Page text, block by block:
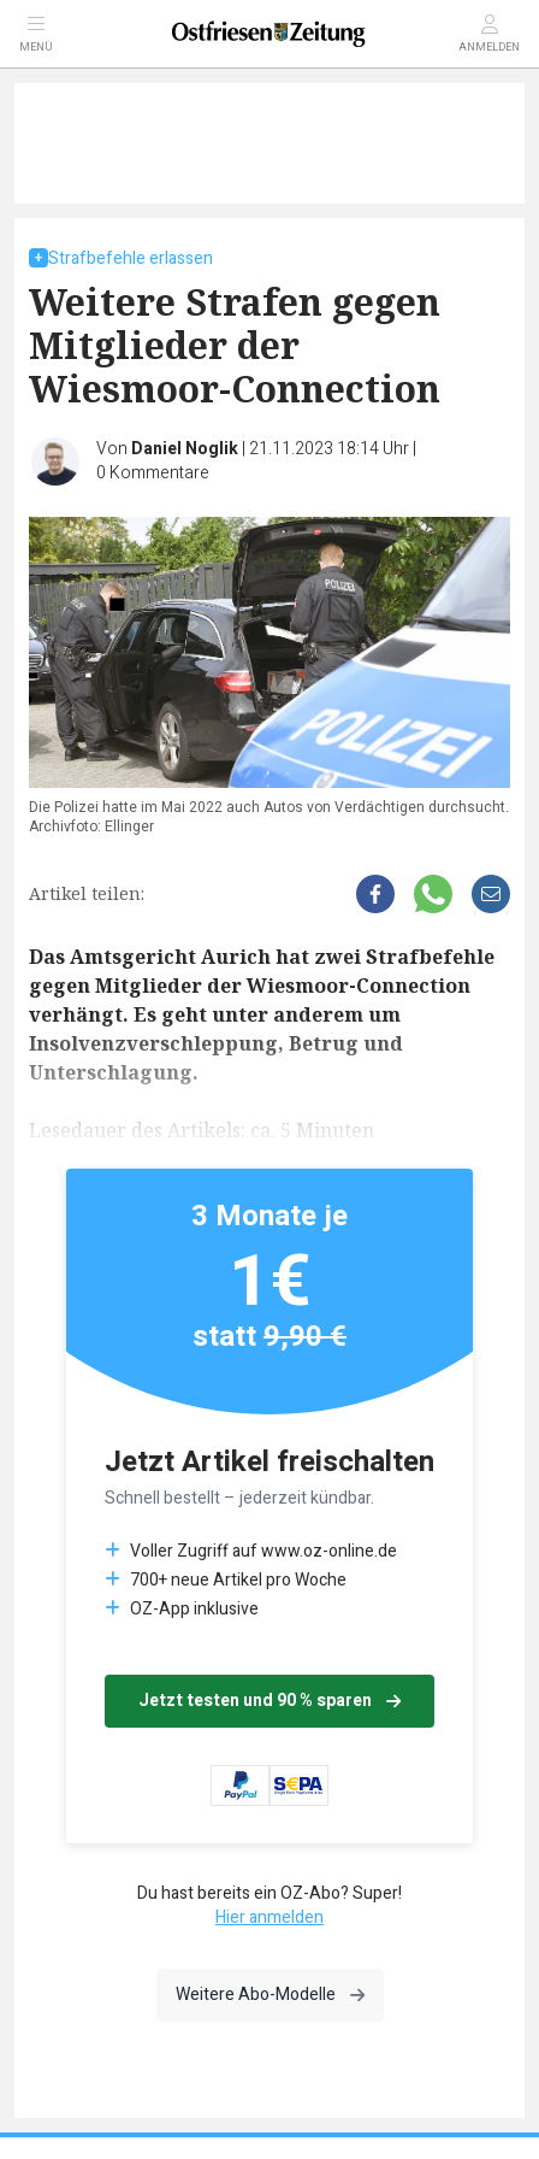
MENÜ ANMELDEN
Strafbefehle erlassen
Weitere Strafen gegen
Mitglieder der
Wiesmoor-Connection
Von Daniel Noglik| 21.11.2023 18:14 Uhr|
0 Kommentare
Die Polizei hatte im Mai 2022 auch Autos von Verdächtigen durchsucht.
Archivfoto: Ellinger
Artikel teilen:
Das Amtsgericht Aurich hat zwei Strafbefehle
gegen Mitglieder der Wiesmoor-Connection
verhängt. Es geht unter anderem um
Insolvenzverschleppung, Betrug und
Unterschlagung.
Lesedauer des Artikels: ca. 5 Minuten
Jetzt Artikel freischalten
Schnell bestellt – jederzeit kündbar.
Voller Zugriff auf www.oz-online.de
700+ neue Artikel pro Woche
OZ-App inklusive
Jetzt testen und 90 % sparen
3 Monate je
1€
statt9,90 €
Du hast bereits ein OZ-Abo? Super!
Hier anmelden
Weitere Abo-Modelle